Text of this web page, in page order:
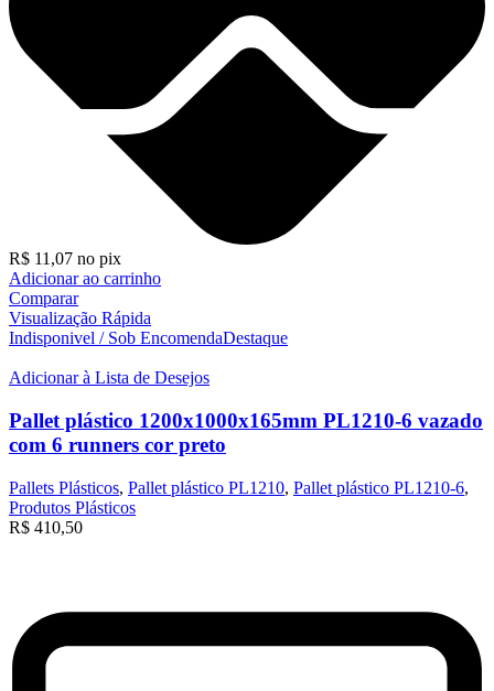
R$ 11,07 no pix
Adicionar ao carrinho
Comparar
Visualização Rápida
Indisponivel / Sob EncomendaDestaque
Adicionar à Lista de Desejos
Pallet plástico 1200x1000x165mm PL1210-6 vazado
com 6 runners cor preto
Pallets Plásticos, Pallet plástico PL1210, Pallet plástico PL1210-6,
Produtos Plásticos
R$ 410,50